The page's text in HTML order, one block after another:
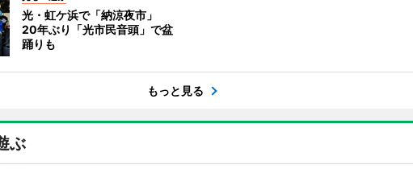
光・虹ケ浜で「納涼夜市」
20年ぶり「光市民音頭」で盆
踊りも
もっと見る
ぶ